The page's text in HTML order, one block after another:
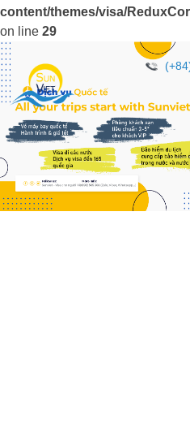
content/themes/visa/
on line 29